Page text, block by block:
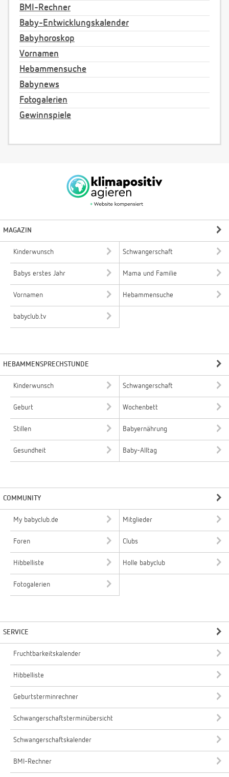
BMI-Rechner
Baby-Entwicklungskalender
Babyhoroskop
Vornamen
Hebammensuche
Babynews
Fotogalerien
Gewinnspiele
MAGAZIN
Kinderwunsch Schwangerschaft
Babys erstes Jahr Mama und Familie
Vornamen Hebammensuche
babyclub.tv
HEBAMMENSPRECHSTUNDE
Kinderwunsch Schwangerschaft
Geburt Wochenbett
Stillen Babyernährung
Gesundheit Baby-Alltag
COMMUNITY
My babyclub.de Mitglieder
Foren Clubs
Hibbelliste Holle babyclub
Fotogalerien
SERVICE
Fruchtbarkeitskalender
Hibbelliste
Geburtsterminrechner
Schwangerschaftsterminübersicht
Schwangerschaftskalender
BMI-Rechner